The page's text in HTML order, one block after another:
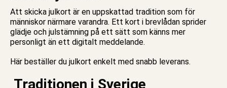
Att skicka julkort är en uppskattad tradition som för
människor närmare varandra. Ett kort i brevlådan sprider
glädje och julstämning på ett sätt som känns mer
personligt än ett digitalt meddelande.
Här beställer du julkort enkelt med snabb leverans.
Traditionen i Sverige